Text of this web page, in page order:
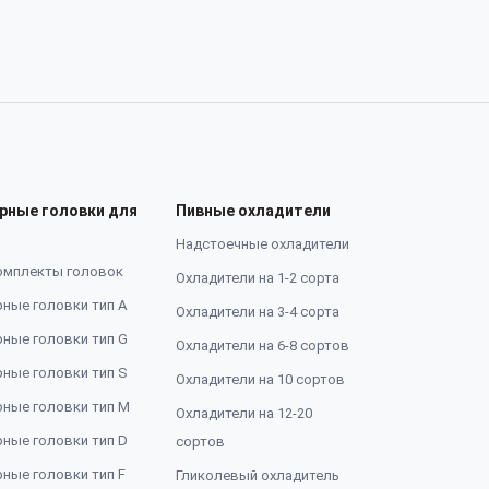
головки для
головок
головки тип А
головки тип G
головки тип S
головки тип M
головки тип D
головки тип F
Пивные охладители
Надстоечные охладители
Охладители на 1-2 сорта
Охладители на 3-4 сорта
Охладители на 6-8 сортов
Охладители на 10 сортов
Охладители на 12-20
сортов
Гликолевый охладитель